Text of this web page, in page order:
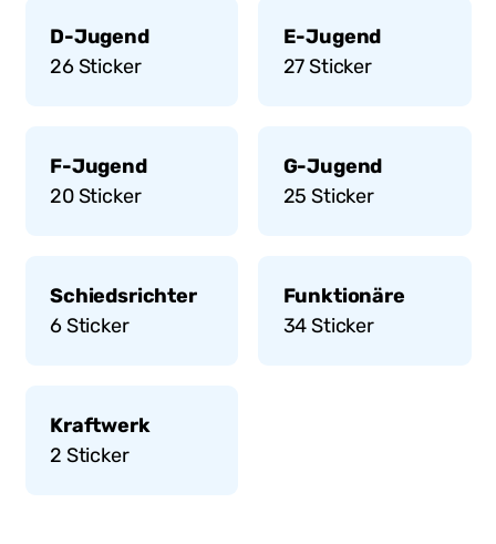
D-Jugend
26Sticker
E-Jugend
27Sticker
F-Jugend
20Sticker
G-Jugend
25 Sticker
Schiedsrichter
6Sticker
Funktionäre
34Sticker
Kraftwerk
2 Sticker